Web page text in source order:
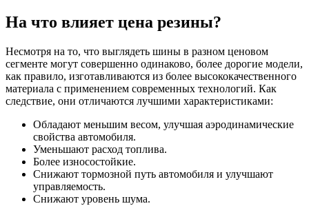
На что влияет цена резины?
Несмотря на то, что выглядеть шины в разном ценовом
сегменте могут совершенно одинаково, более дорогие модели,
как правило, изготавливаются из более высококачественного
материала с применением современных технологий. Как
следствие, они отличаются лучшими характеристиками:
Обладают меньшим весом, улучшая аэродинамические
свойства автомобиля.
Уменьшают расход топлива.
Более износостойкие.
Снижают тормозной путь автомобиля и улучшают
управляемость.
Снижают уровень шума.